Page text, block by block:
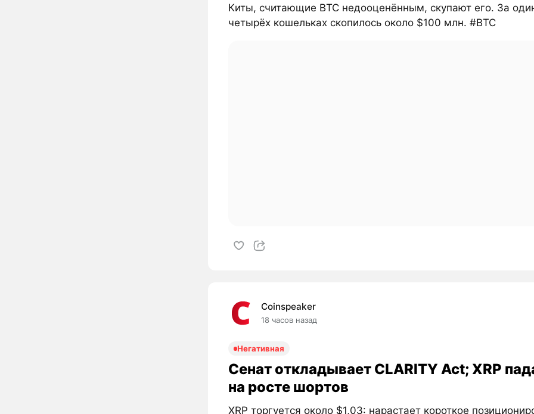
Киты, считающие BTC недооценённым, скупают его. За
четырёх кошельках скопилось около $100 млн. #BTC
Coinspeaker
18 часов назад
Негативная
Сенат откладывает CLARITY Act; XRP
на росте шортов
XRP торгуется около $1,03: нарастает короткое